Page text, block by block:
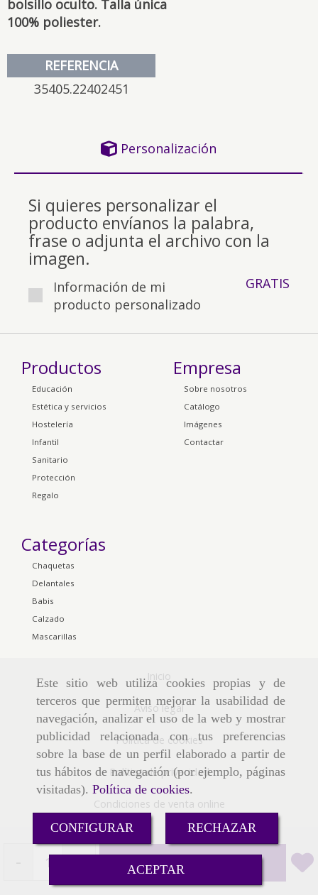
Este sitio web utiliza cookies propias y de
terceros que permiten mejorar la usabilidad de
navegación, analizar el uso de la web y mostrar
publicidad relacionada con tus preferencias
sobre la base de un perfil elaborado a partir de
tus hábitos de navegación (por ejemplo, páginas
visitadas). Política de cookies.
CONFIGURAR RECHAZAR
ACEPTAR
+
bolsillo oculto. Talla única
100% poliester.
REFERENCIA
35405.22402451
Personalización
Si quieres personalizar el
producto envíanos la palabra,
frase o adjunta el archivo con la
imagen.
Información de mi
producto personalizado
GRATIS
Productos
Educación
Estética y servicios
Hostelería
Infantil
Sanitario
Protección
Regalo
Empresa
Sobre nosotros
Catálogo
Imágenes
Contactar
Categorías
Chaquetas
Delantales
Babis
Calzado
Mascarillas
Inicio
Aviso legal
Política de cookies
Política de privacidad
Condiciones de venta online